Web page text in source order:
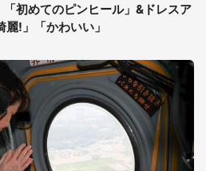
「初めてのピンヒール」&ドレスア
!」「かわいい」